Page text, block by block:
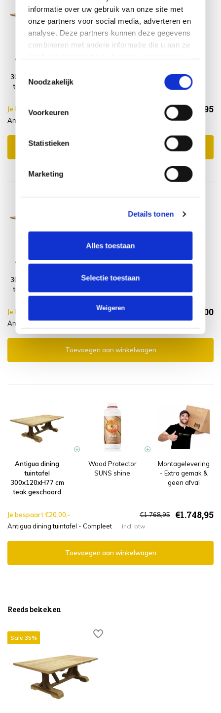
informatie over uw gebruik van onze site met
onze partners voor social media, adverteren en
analyse. Deze partners kunnen deze gegevens
combineren met andere informatie die u aan ze
Noodzakelijk
Voorkeuren
Statistieken
Marketing
Details tonen
Alles toestaan
Selectie toestaan
Weigeren
Antigua dining
300x120xH77 cm
teak geschoord
Wood Protector
Je bespaart €5.00,- €1.543,95 €1.538,95
Antigua dining tuintafel + Woodprotector
Toevoegen aan winkelwagen
Antigua dining
300x120xH77 cm
teak geschoord
Montagelevering
geen afval
Je bespaart €10.00,- €1.714,00
Antigua dining tuintafel + Servicelevering Incl. btw
Toevoegen aan winkelwagen
Antigua dining
tuintafel
300x120xH77 cm
teak geschoord
Wood Protector
SUNS shine
Montagelevering
- Extra gemak &
geen afval
Je bespaart €20.00,- €1.768,95 €1.748,95
Antigua dining tuintafel - Compleet Incl. btw
Toevoegen aan winkelwagen
Reeds bekeken
Sale 35%